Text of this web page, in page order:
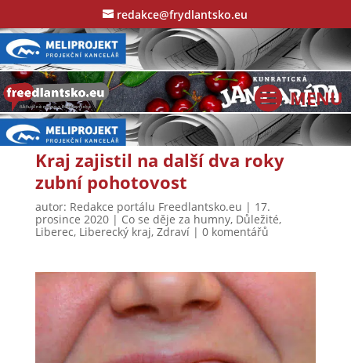
redakce@frydlantsko.eu
Kraj zajistil na další dva roky
zubní pohotovost
autor: Redakce portálu Freedlantsko.eu | 17.
prosince 2020| Co se děje za humny, Důležité,
Liberec, Liberecký kraj, Zdraví| 0 komentářů